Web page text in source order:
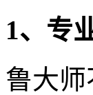
1、专
鲁大